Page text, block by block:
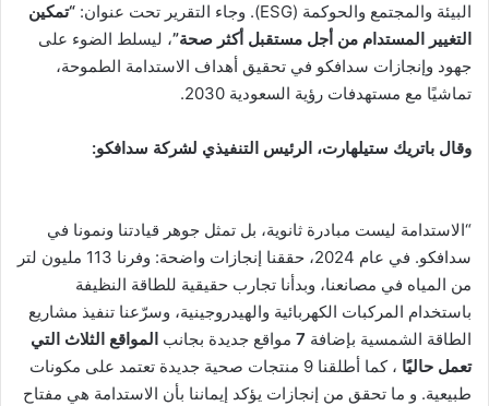
البيئة والمجتمع والحوكمة (ESG). وجاء التقرير تحت عنوان:
“تمكين
التغيير المستدام من أجل مستقبل أكثر صحة”، ليسلط الضوء على
جهود وإنجازات سدافكو في تحقيق أهداف الاستدامة الطموحة،
تماشيًا مع مستهدفات رؤية السعودية 2030.
وقال باتريك ستيلهارت، الرئيس التنفيذي لشركة سدافكو:
“الاستدامة ليست مبادرة ثانوية، بل تمثل جوهر قيادتنا ونمونا في
سدافكو. في عام 2024، حققنا إنجازات واضحة: وفرنا 113 مليون لتر
من المياه في مصانعنا، وبدأنا تجارب حقيقية للطاقة النظيفة
باستخدام المركبات الكهربائية والهيدروجينية، وسرّعنا تنفيذ مشاريع
الطاقة الشمسية بإضافة
مواقع جديدة بجانب المواقع الثلاث التي
تعمل حاليًا
، كما أطلقنا 9 منتجات صحية جديدة تعتمد على مكونات
طبيعية. و ما تحقق من إنجازات يؤكد إيماننا بأن الاستدامة هي مفتاح